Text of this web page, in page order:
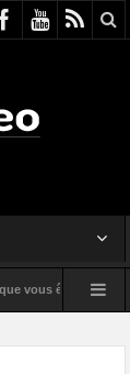
êtes super !